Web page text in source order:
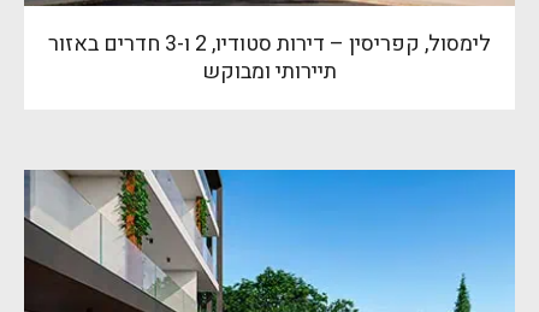
לימסול, קפריסין – דירות סטודיו, 2 ו-3 חדרים באזור
תיירותי ומבוקש